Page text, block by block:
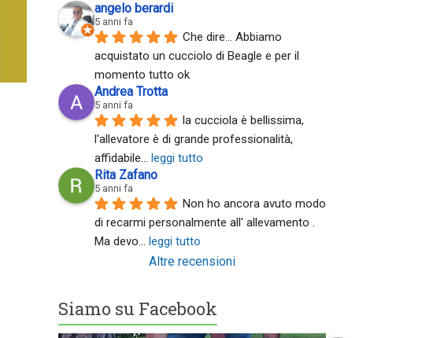
angelo berardi
5 anni fa
Che dire... Abbiamo
acquistato un cucciolo di Beagle e per il
momento tutto ok
Andrea Trotta
5 anni fa
la cucciola è bellissima,
l'allevatore è di grande professionalità,
affidabile... leggi tutto
Rita Zafano
5 anni fa
Non ho ancora avuto modo
di recarmi personalmente all' allevamento .
Ma devo... leggi tutto
Altre recensioni
Siamo su Facebook